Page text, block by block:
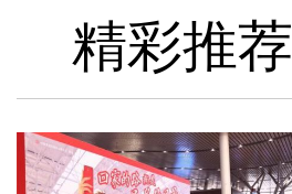
精彩推荐